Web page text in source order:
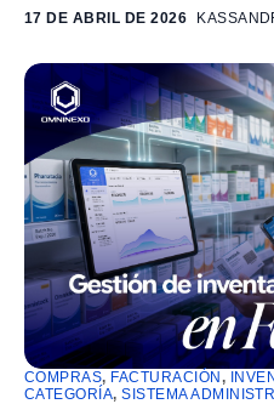
17 DE ABRIL DE 2026
COMPRAS, FACTURACIÓN,
CATEGORÍA,SISTEMA